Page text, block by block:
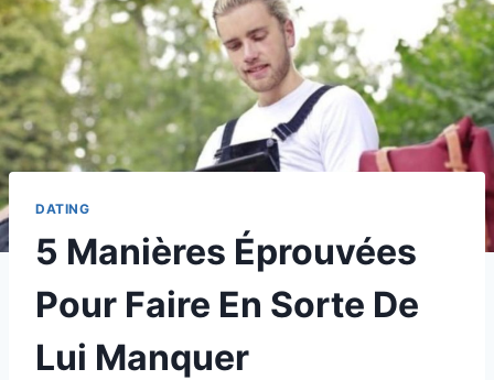
DATING
5 Manières Éprouvées
Pour Faire En Sorte De
Lui Manquer